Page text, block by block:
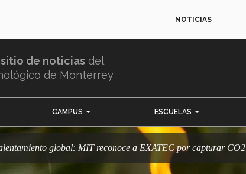
NOTICIAS
sitio de noticias del
de Monterrey
CAMPUS ESCUELAS
global: MIT reconoce a EXATEC por capturar CO2